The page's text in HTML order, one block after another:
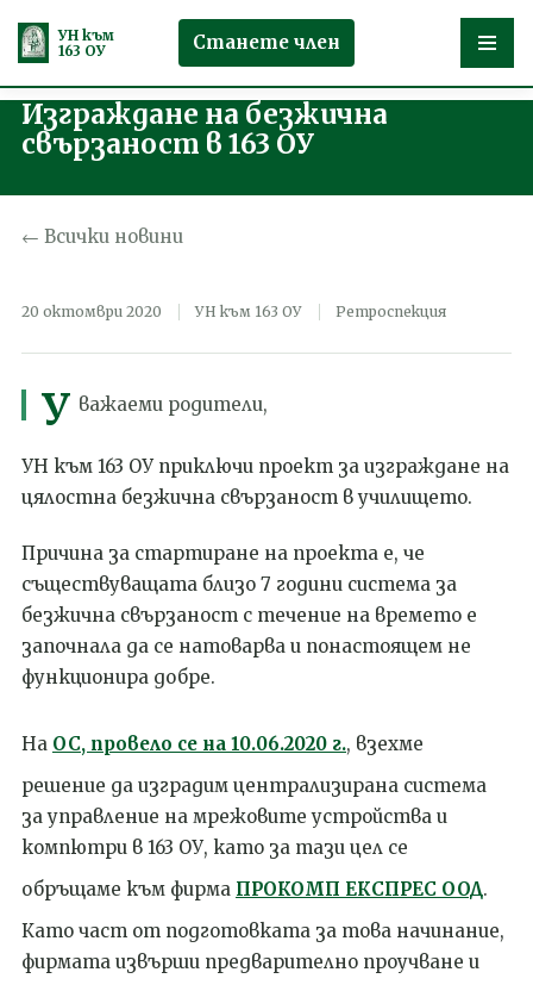
Продължете
съдържанието
УН към
163 ОУ
Станете член
Изграждане на безжична
свързаност в 163 ОУ
← Всички новини
20 октомври 2020 УН към 163 ОУ Ретроспекция
У важаеми родители,
УН към 163 ОУ приключи проект за изграждане на
цялостна безжична свързаност в училището.
Причина за стартиране на проекта е, че
съществуващата близо 7 години система за
безжична свързаност с течение на времето е
започнала да се натоварва и понастоящем не
функционира добре.
На ОС, провело се на 10.06.2020 г., взехме
решение да изградим централизирана система
за управление на мрежовите устройства и
компютри в 163 ОУ, като за тази цел се
обръщаме към фирма ПРОКОМП ЕКСПРЕС ООД.
Като част от подготовката за това начинание,
фирмата извърши предварително проучване и